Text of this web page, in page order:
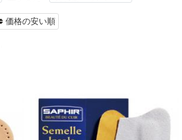
価格の安い順